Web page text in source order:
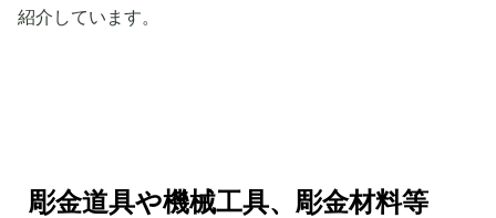
紹介しています。
彫金道具や機械工具、彫金材料等